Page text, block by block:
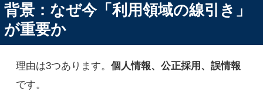
背景：なぜ今「利用領域の線引き」
が重要か
理由は3つあります。 個人情報、公正採用、誤情報
です。